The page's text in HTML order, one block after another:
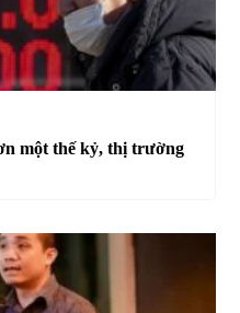
một thế kỷ, thị trường